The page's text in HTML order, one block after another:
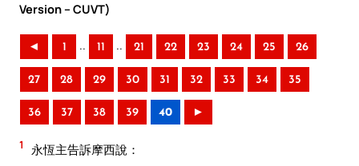
Version – CUVT)
◄ 1 .. 11 .. 21 22 23 24 25 26
27 28 29 30 31 32 33 34 35
36 37 38 39 40 ►
1 永恆主告訴摩西說：